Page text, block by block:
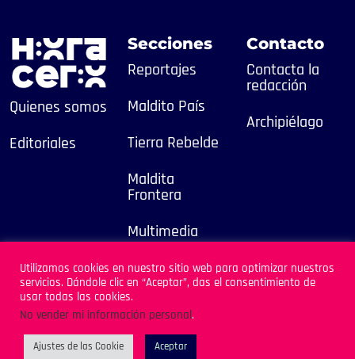
Quienes somos
Editoriales
Secciones
Reportajes
Maldito País
Tierra Rebelde
Maldita
Frontera
Multimedia
2025
Contacto
Contacta la
redacción
Archipiélago
Sitio Desarrollado por
Archipiélago
Utilizamos cookies en nuestro sitio web para optimizar nuestros
servicios. Dándole clic en “Aceptar”, das el consentimiento de
usar todas las cookies.
No vender mi información personal.
Ajustes de las Cookie Aceptar